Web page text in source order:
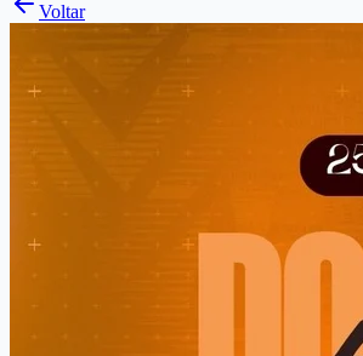
Voltar